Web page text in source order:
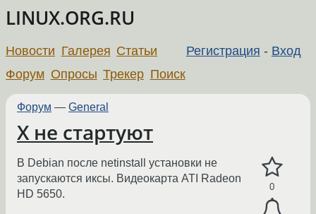
LINUX.ORG.RU
Регистрация - Вход
Новости Галерея Статьи
Форум Опросы Трекер Поиск
Форум — General
X не стартуют
0
В Debian после netinstall установки не
запускаются иксы. Видеокарта ATI Radeon
HD 5650.